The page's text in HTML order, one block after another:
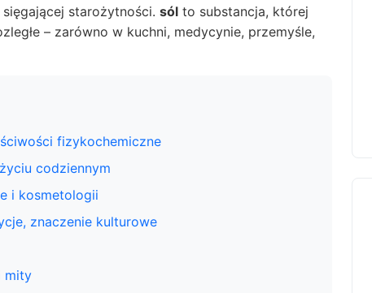
starożytności. sól to substancja, której
– zarówno w kuchni, medycynie, przemyśle,
fizykochemiczne
codziennym
i kosmetologii
znaczenie kulturowe
mity